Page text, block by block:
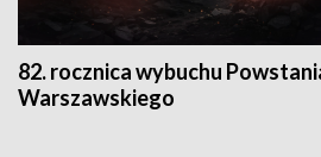
82. rocznica wybuchu
Warszawskiego